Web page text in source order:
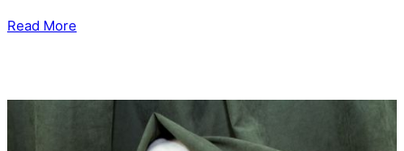
Read More